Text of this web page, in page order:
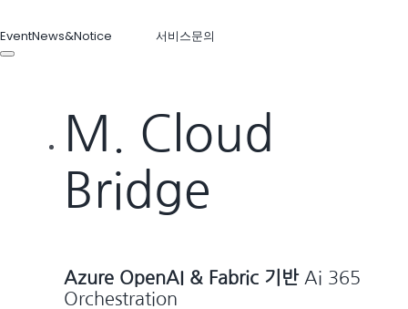
EventNews&Notice 서비스문의
M. Cloud
Bridge
Azure OpenAI & Fabric 기반 Ai 365
Orchestration